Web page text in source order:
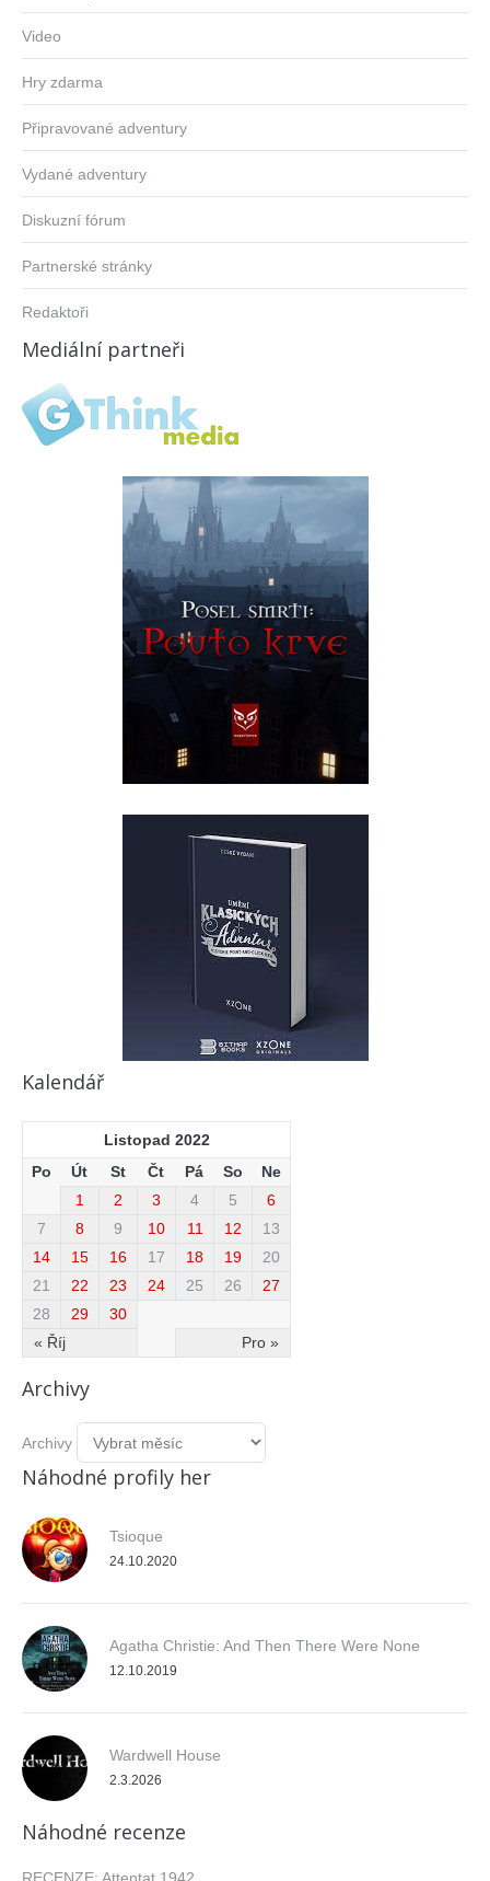
Video
Hry zdarma
Připravované adventury
Vydané adventury
Diskuzní fórum
Partnerské stránky
Redaktoři
Mediální partneři
Kalendář
Listopad 2022
Po
Út St Čt Pá So Ne
« Říj Pro »
1 2 3 4 5
6
7
8 9 10 11 12
13
14
15 16 17 18 19
20
21
22 23 24 25 26
27
28
29 30
Archivy
Archivy
Náhodné profily her
Tsioque
24.10.2020
Agatha Christie: And Then There Were None
12.10.2019
Wardwell House
2.3.2026
Náhodné recenze